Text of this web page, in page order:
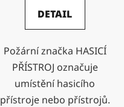
DETAIL
Požární značka HASICÍ
PŘÍSTROJ označuje
umístění hasicího
přístroje nebo přístrojů.